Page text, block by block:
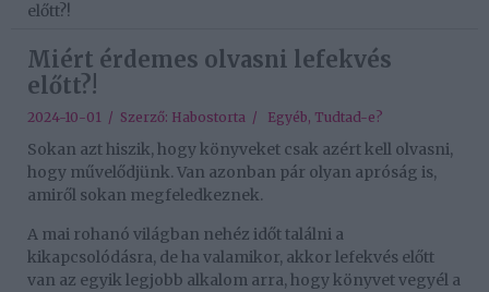
előtt?!
Miért érdemes olvasni lefekvés
előtt?!
2024-10-01 / Szerző: Habostorta / Egyéb, Tudtad-e?
Sokan azt hiszik, hogy könyveket csak azért kell olvasni,
hogy művelődjünk. Van azonban pár olyan apróság is,
amiről sokan megfeledkeznek.
A mai rohanó világban nehéz időt találni a
kikapcsolódásra, de ha valamikor, akkor lefekvés előtt
van az egyik legjobb alkalom arra, hogy könyvet vegyél a